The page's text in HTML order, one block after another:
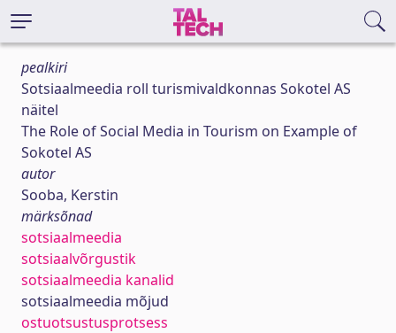
pealkiri
Sotsiaalmeedia roll turismivaldkonnas Sokotel AS
näitel
The Role of Social Media in Tourism on Example of
Sokotel AS
autor
Sooba, Kerstin
märksõnad
sotsiaalmeedia
sotsiaalvõrgustik
sotsiaalmeedia kanalid
sotsiaalmeedia mõjud
ostuotsustusprotsess